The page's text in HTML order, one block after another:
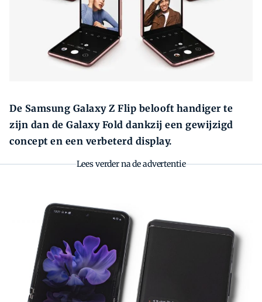
De Samsung Galaxy Z Flip belooft handiger te
zijn dan de Galaxy Fold dankzij een gewijzigd
concept en een verbeterd display.
Lees verder na de advertentie